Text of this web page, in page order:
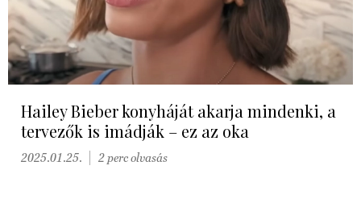
Hailey Bieber konyháját akarja mindenki, a
tervezők is imádják – ez az oka
2025.01.25. 2 perc olvasás